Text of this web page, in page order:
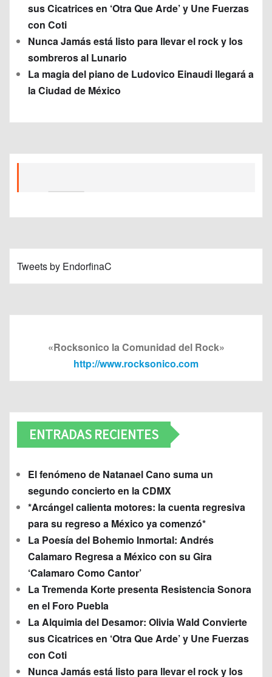
sus Cicatrices en ‘Otra Que Arde’ y Une Fuerzas
con Coti
Nunca Jamás está listo para llevar el rock y los
sombreros al Lunario
La magia del piano de Ludovico Einaudi llegará a
la Ciudad de México
Tweets by EndorfinaC
«Rocksonico la Comunidad del Rock»
http://www.rocksonico.com
ENTRADAS RECIENTES
El fenómeno de Natanael Cano suma un
segundo concierto en la CDMX
*Arcángel calienta motores: la cuenta regresiva
para su regreso a México ya comenzó*
La Poesía del Bohemio Inmortal: Andrés
Calamaro Regresa a México con su Gira
‘Calamaro Como Cantor’
La Tremenda Korte presenta Resistencia Sonora
en el Foro Puebla
La Alquimia del Desamor: Olivia Wald Convierte
sus Cicatrices en ‘Otra Que Arde’ y Une Fuerzas
con Coti
Nunca Jamás está listo para llevar el rock y los